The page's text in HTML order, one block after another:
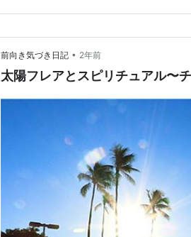
前向き気づき日記 • 2年前
太陽フレアとスピリチュアル〜